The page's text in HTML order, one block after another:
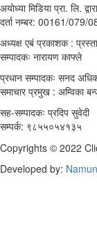
अयोध्या मिडिया प्रा. लि.
दर्ता नम्बर: 00161/079/
अध्यक्ष एबं प्रकाशक :
सम्पादकः नारायण काफ्ले
प्रधान सम्पादकः सनद
समाचार प्रमुख : अम्विका
सह-सम्पादकः प्रदिप सुवेदी
सम्पर्क: ९८५५०५४१३५
Copyrights © 2022
Developed by: